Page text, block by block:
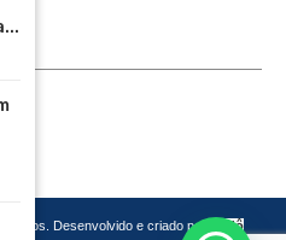
Desenvolvido e criado por
Cadô